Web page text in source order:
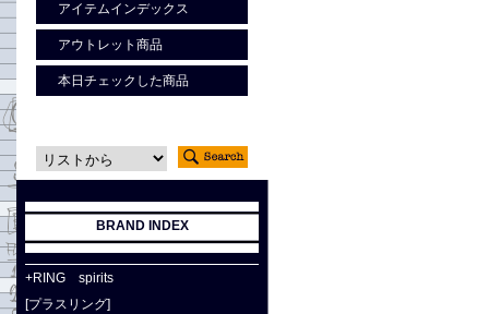
アイテムインデックス
アウトレット商品
本日チェックした商品
BRAND INDEX
+RING spirits
[プラスリング]